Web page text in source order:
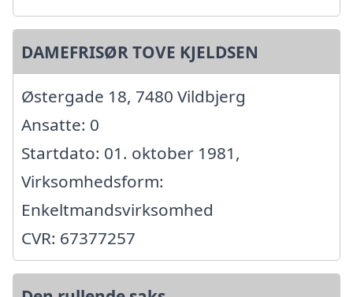
DAMEFRISØR TOVE KJELDSEN
Østergade 18, 7480 Vildbjerg
Ansatte: 0
Startdato: 01. oktober 1981,
Virksomhedsform:
Enkeltmandsvirksomhed
CVR: 67377257